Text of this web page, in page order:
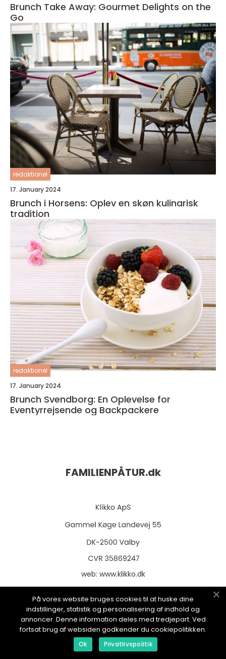
Brunch Take Away: Gourmet Delights on the
Go
redaktionel
17. January 2024
Brunch i Horsens: Oplev en skøn kulinarisk
tradition
redaktionel
17. January 2024
Brunch Svendborg: En Oplevelse for
Eventyrrejsende og Backpackere
FAMILIENPÅTUR.dk
web: www.klikko.dk
Menu
På vores website bruges cookies til at huske dine
indstillinger, statistik og personalisering af indhold og
annoncer. Denne information deles med tredjepart. Ved
fortsat brug af websiden godkender du cookiepolitikken.
Ok Privatlivspolitik